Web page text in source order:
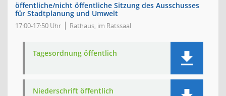
öffentliche/nicht öffentliche Sitzung des Ausschusses
für Stadtplanung und Umwelt
17:00-17:50 Uhr Rathaus, im Ratssaal
Tagesordnung öffentlich
Niederschrift öffentlich